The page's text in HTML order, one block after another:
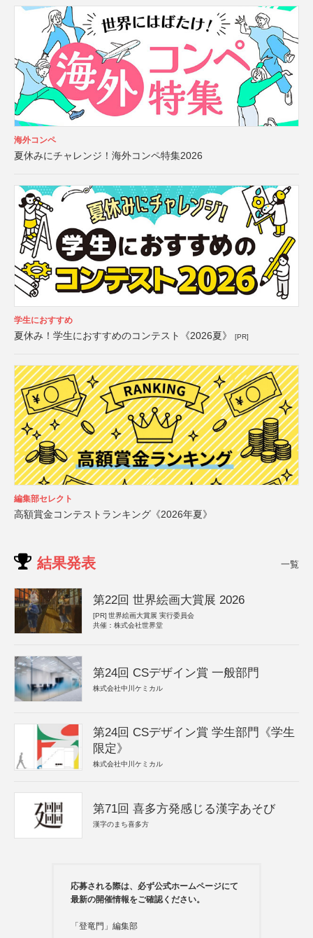
海外コンペ
夏休みにチャレンジ！海外コンペ特集2026
学生におすすめ
夏休み！学生におすすめのコンテスト《2026夏》 [PR]
編集部セレクト
高額賞金コンテストランキング《2026年夏》
結果発表 一覧
第22回 世界絵画大賞展 2026
[PR] 世界絵画大賞展 実行委員会
共催：株式会社世界堂
第24回 CSデザイン賞 一般部門
株式会社中川ケミカル
第24回 CSデザイン賞 学生部門《学生
限定》
株式会社中川ケミカル
第71回 喜多方発感じる漢字あそび
漢字のまち喜多方
応募される際は、必ず公式ホームページにて
最新の開催情報をご確認ください。
「登竜門」編集部